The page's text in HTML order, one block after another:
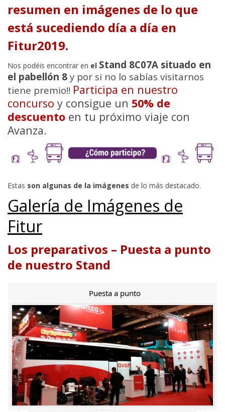
resumen en imágenes de lo que
está sucediendo día a día en
Fitur2019.
Nos podéis encontrar en el Stand 8C07A situado en
el pabellón 8 y por si no lo sabías visitarnos
tiene premio!! Participa en nuestro
concurso y consigue un 50% de
descuento en tu próximo viaje con
Avanza.
Estas son algunas de la imágenes de lo más destacado.
Galería de Imágenes de
Fitur
Los preparativos – Puesta a punto
de nuestro Stand
Puesta a punto